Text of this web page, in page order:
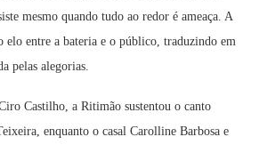
mesmo quando tudo ao redor é ameaça. A
elo entre a bateria e o público, traduzindo em
pelas alegorias.
Castilho, a Ritimão sustentou o canto
enquanto o casal Carolline Barbosa e